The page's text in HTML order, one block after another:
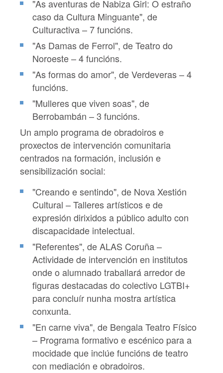
"As aventuras de Nabiza Girl: O estraño
caso da Cultura Minguante", de
Culturactiva – 7 funcións.
"As Damas de Ferrol", de Teatro do
Noroeste – 4 funcións.
"As formas do amor", de Verdeveras – 4
funcións.
"Mulleres que viven soas", de
Berrobambán – 3 funcións.
Un amplo programa de obradoiros e
proxectos de intervención comunitaria
centrados na formación, inclusión e
sensibilización social:
"Creando e sentindo", de Nova Xestión
Cultural – Talleres artísticos e de
expresión dirixidos a público adulto con
discapacidade intelectual.
"Referentes", de ALAS Coruña –
Actividade de intervención en institutos
onde o alumnado traballará arredor de
figuras destacadas do colectivo LGTBI+
para concluír nunha mostra artística
conxunta.
"En carne viva", de Bengala Teatro Físico
– Programa formativo e escénico para a
mocidade que inclúe funcións de teatro
con mediación e obradoiros.